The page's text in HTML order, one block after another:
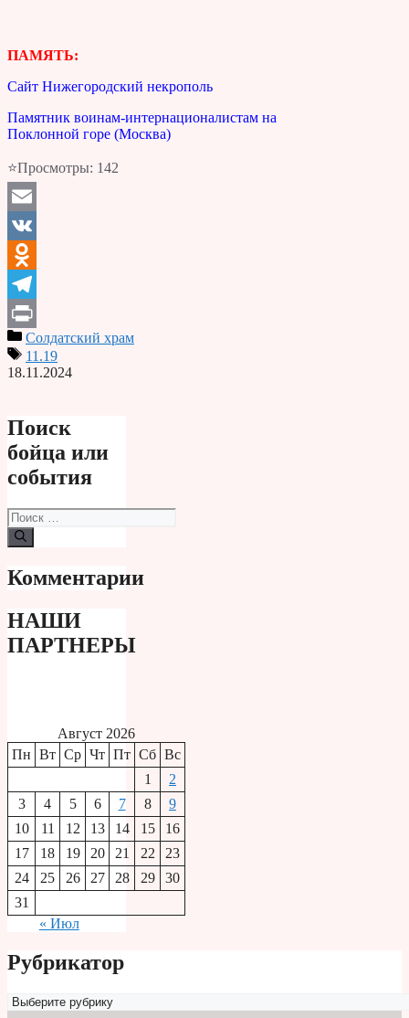
ПАМЯТЬ:
Сайт Нижегородский некрополь
Памятник воинам-интернационалистам на
Поклонной горе (Москва)
⭐Просмотры: 142
Email
VK
Odnoklassniki
Telegram
PrintСолдатский храм
11.19
18.11.2024
Поиск
бойца или
события
Поиск:
Комментарии
НАШИ
ПАРТНЕРЫ
Август 2026
Пн Вт Ср Чт Пт Сб Вс
1
2
3
4 5 6 7 8
9
10
11 12 13 14 15
16
17
18 19 20 21 22
23
24
25 26 27 28 29
30
31
« Июл
Рубрикатор
Рубрикатор